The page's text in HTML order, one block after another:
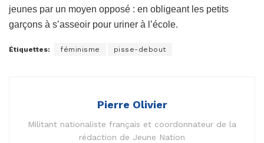
jeunes par un moyen opposé : en obligeant les petits
garçons à s’asseoir pour uriner à l’école.
Étiquettes: féminisme pisse-debout
Pierre Olivier
Militant nationaliste français et coordonnateur de la
rédaction de Jeune Nation